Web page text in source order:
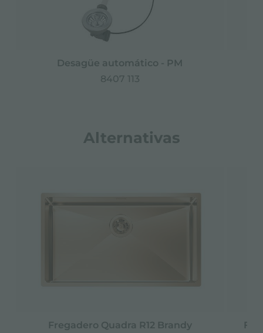
Desagüe automático - PM
8407 113
Alternativas
Fregadero Quadra R12 Brandy